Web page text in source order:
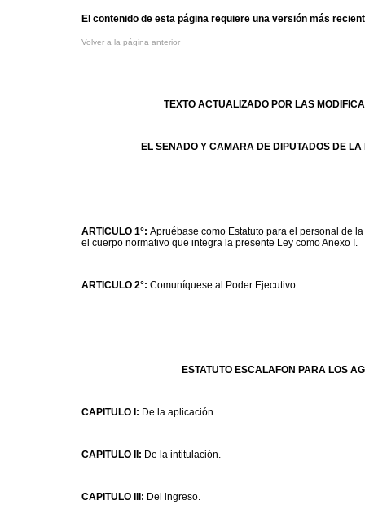
El contenido de esta página requiere una versión más
Volver a la página anterior
TEXTO ACTUALIZADO POR LAS
EL SENADO Y CAMARA DE DIPUTADOS DE
ARTICULO 1°: Apruébase como Estatuto para el personal de
el cuerpo normativo que integra la presente Ley como Anexo I.
ARTICULO 2°: Comuníquese al Poder Ejecutivo.
ESTATUTO ESCALAFON PARA LOS
CAPITULO I: De la aplicación.
CAPITULO II: De la intitulación.
CAPITULO III: Del ingreso.